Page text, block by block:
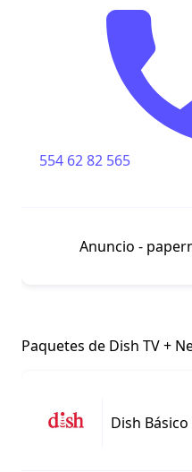
554 62 82 565
Anuncio -
Paquetes de Dish TV +
Dish